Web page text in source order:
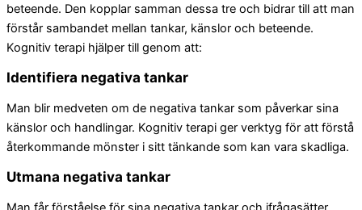
beteende. Den kopplar samman dessa tre och bidrar till att man
förstår sambandet mellan tankar, känslor och beteende.
Kognitiv terapi hjälper till genom att:
Identifiera negativa tankar
Man blir medveten om de negativa tankar som påverkar sina
känslor och handlingar. Kognitiv terapi ger verktyg för att förstå
återkommande mönster i sitt tänkande som kan vara skadliga.
Utmana negativa tankar